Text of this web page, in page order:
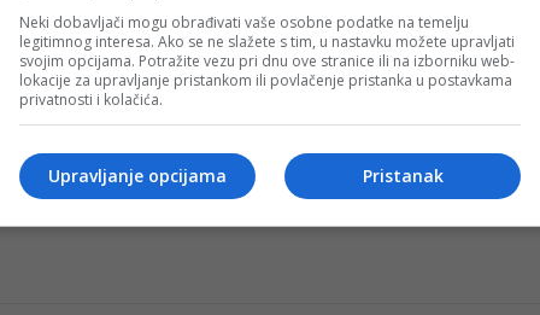
propustio veliku priliku da zadrži lidersku poziciju. Tim
ponizio novinare Bilda koji su prozivali Bosance
narušenoj atmosferi u svlačionici Schalkea brzo je
Neki dobavljači mogu obrađivati vaše osobne podatke na temelju
legitimnog interesa. Ako se ne slažete s tim, u nastavku možete upravljati
svojim opcijama. Potražite vezu pri dnu ove stranice ili na izborniku web-
lokacije za upravljanje pristankom ili povlačenje pristanka u postavkama
privatnosti i kolačića.
Pristanak
Upravljanje opcijama